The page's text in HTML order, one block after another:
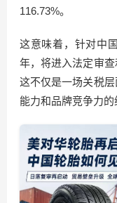
116.73%。
这意味着，针对中
年，将进入法定审查
这不仅是一场关税
能力和品牌竞争力的